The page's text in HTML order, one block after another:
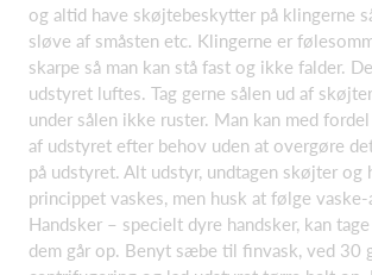
og altid have skøjtebeskytter på klingerne
sløve af småsten etc. Klingerne er
skarpe så man kan stå fast og ikke falder.
udstyret luftes. Tag gerne sålen ud af
under sålen ikke ruster. Man kan med
af udstyret efter behov uden at overgøre
på udstyret. Alt udstyr, undtagen skøjter og
princippet vaskes, men husk at følge
Handsker – specielt dyre handsker, kan
dem går op. Benyt sæbe til finvask, ved 30